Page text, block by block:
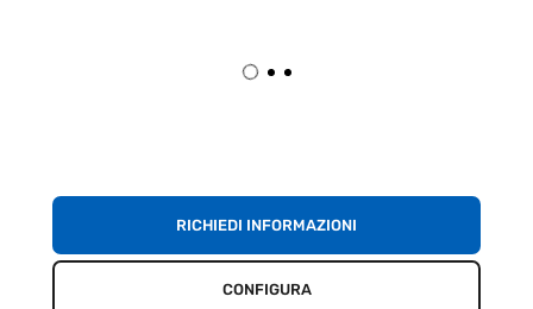
RICHIEDI INFORMAZIONI
CONFIGURA